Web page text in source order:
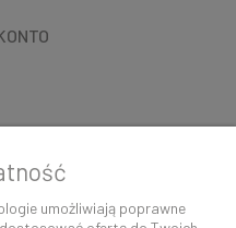
umożliwiają poprawne